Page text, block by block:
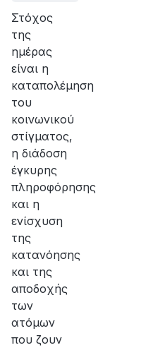
Στόχος
της
ημέρας
είναι η
καταπολέμηση
του
κοινωνικού
στίγματος,
η διάδοση
έγκυρης
πληροφόρησης
και η
ενίσχυση
της
κατανόησης
και της
αποδοχής
των
ατόμων
που ζουν